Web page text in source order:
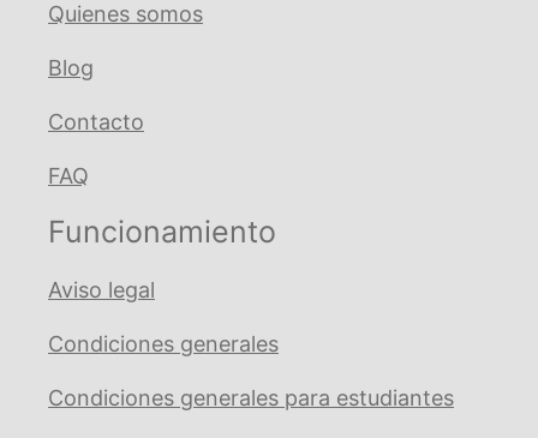
Quienes somos
Blog
Contacto
FAQ
Funcionamiento
Aviso legal
Condiciones generales
Condiciones generales para estudiantes